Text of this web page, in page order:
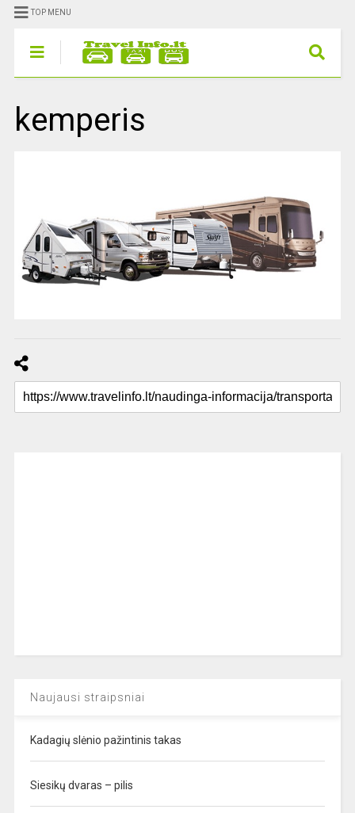
TOP MENU
kemperis
Naujausi straipsniai
Kadagių slėnio pažintinis takas
Siesikų dvaras – pilis